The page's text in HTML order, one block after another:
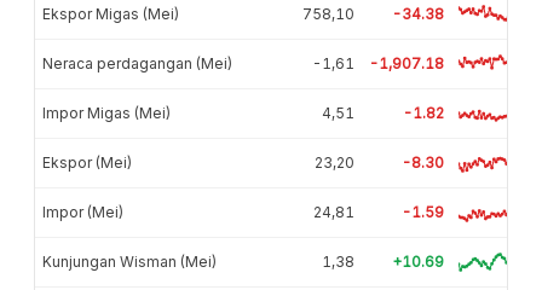
Ekspor Migas (Mei) 758,10 -34.38
Neraca perdagangan (Mei) -1,61 -1,907.18
Impor Migas (Mei) 4,51 -1.82
Ekspor (Mei) 23,20 -8.30
Impor (Mei) 24,81 -1.59
Kunjungan Wisman (Mei) 1,38 +10.69